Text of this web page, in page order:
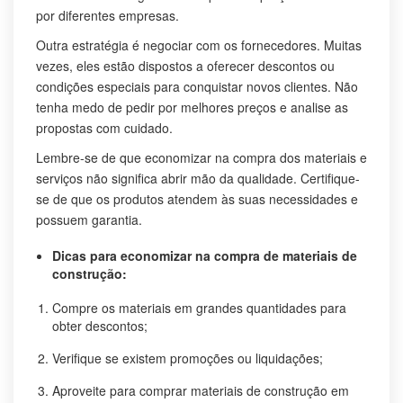
por diferentes empresas.
Outra estratégia é negociar com os fornecedores. Muitas
vezes, eles estão dispostos a oferecer descontos ou
condições especiais para conquistar novos clientes. Não
tenha medo de pedir por melhores preços e analise as
propostas com cuidado.
Lembre-se de que economizar na compra dos materiais e
serviços não significa abrir mão da qualidade. Certifique-
se de que os produtos atendem às suas necessidades e
possuem garantia.
Dicas para economizar na compra de materiais de
construção:
Compre os materiais em grandes quantidades para
obter descontos;
Verifique se existem promoções ou liquidações;
Aproveite para comprar materiais de construção em